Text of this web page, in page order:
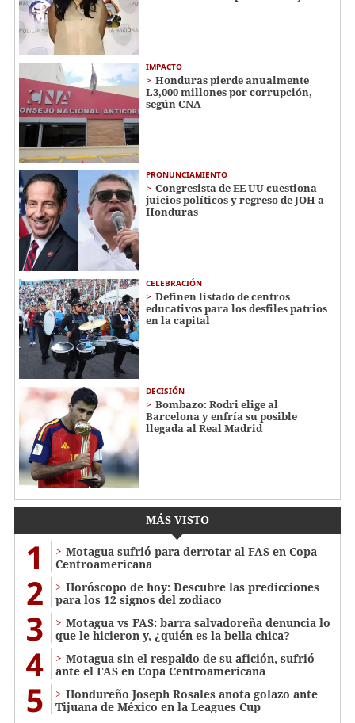
IMPACTO
Honduras pierde anualmente
L3,000 millones por corrupción,
según CNA
PRONUNCIAMIENTO
Congresista de EE UU cuestiona
juicios políticos y regreso de JOH a
Honduras
CELEBRACIÓN
Definen listado de centros
educativos para los desfiles patrios
en la capital
DECISIÓN
Bombazo: Rodri elige al
Barcelona y enfría su posible
llegada al Real Madrid
MÁS VISTO
1
Motagua sufrió para derrotar al FAS en Copa
Centroamericana
2
Horóscopo de hoy: Descubre las predicciones
para los 12 signos del zodiaco
3
Motagua vs FAS: barra salvadoreña denuncia lo
que le hicieron y, ¿quién es la bella chica?
4
Motagua sin el respaldo de su afición, sufrió
ante el FAS en Copa Centroamericana
5
Hondureño Joseph Rosales anota golazo ante
Tijuana de México en la Leagues Cup